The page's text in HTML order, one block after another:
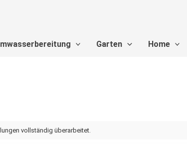
Garten Home
vollständig überarbeitet.